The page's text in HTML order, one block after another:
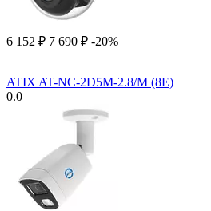
6 152 ₽ 7 690 ₽ -20%
ATIX AT-NC-2D5M-2.8/M (8E)
0.0